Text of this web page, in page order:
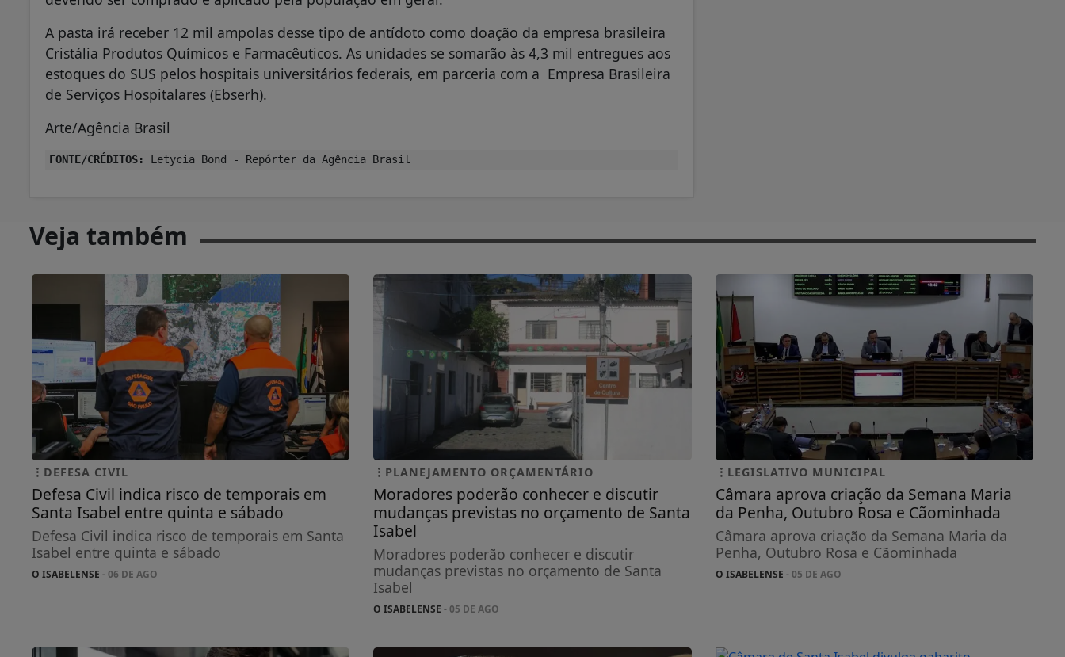
A pasta irá receber 12 mil ampolas desse tipo de antídoto como doação da empresa brasileira
Cristália Produtos Químicos e Farmacêuticos. As unidades se somarão às 4,3 mil entregues aos
estoques do SUS pelos hospitais universitários federais, em parceria com a Empresa Brasileira
de Serviços Hospitalares (Ebserh).
Arte/Agência Brasil
FONTE/CRÉDITOS: Letycia Bond - Repórter da Agência Brasil
Veja também
DEFESA CIVIL
Defesa Civil indica risco de temporais em
Santa Isabel entre quinta e sábado
Defesa Civil indica risco de temporais em Santa
Isabel entre quinta e sábado
O ISABELENSE - 06 DE AGO
PLANEJAMENTO ORÇAMENTÁRIO
Moradores poderão conhecer e discutir
mudanças previstas no orçamento de Santa
Isabel
Moradores poderão conhecer e discutir
mudanças previstas no orçamento de Santa
Isabel
O ISABELENSE - 05 DE AGO
LEGISLATIVO MUNICIPAL
Câmara aprova criação da Semana Maria
da Penha, Outubro Rosa e Cãominhada
Câmara aprova criação da Semana Maria da
Penha, Outubro Rosa e Cãominhada
O ISABELENSE - 05 DE AGO